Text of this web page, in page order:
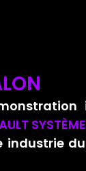
industrie